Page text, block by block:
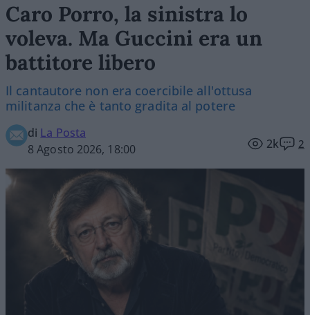
Caro Porro, la sinistra lo
voleva. Ma Guccini era un
battitore libero
Il cantautore non era coercibile all'ottusa
militanza che è tanto gradita al potere
di La Posta
8 Agosto 2026, 18:00
2k 2